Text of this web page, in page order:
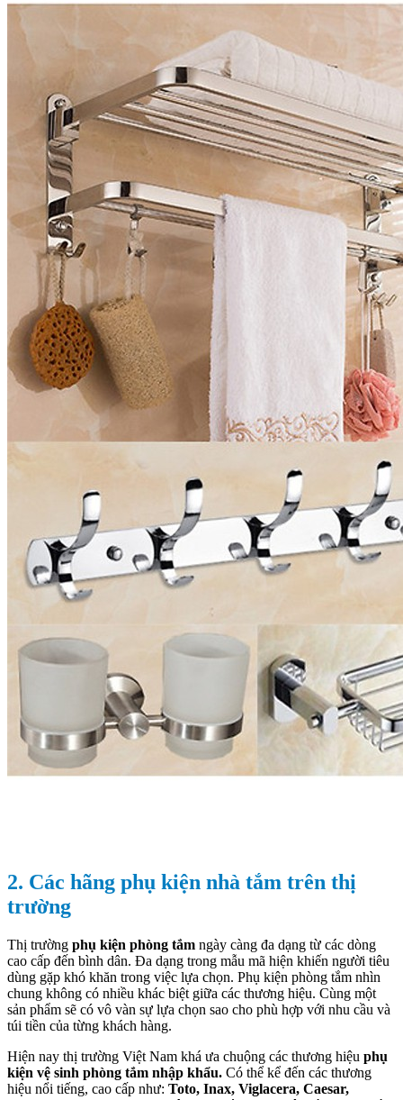
2. Các hãng phụ kiện nhà tắm trên thị
trường
Thị trường phụ kiện phòng tắm ngày càng đa dạng từ các dòng
cao cấp đến bình dân. Đa dạng trong mẫu mã hiện khiến người tiêu
dùng gặp khó khăn trong việc lựa chọn. Phụ kiện phòng tắm nhìn
chung không có nhiều khác biệt giữa các thương hiệu. Cùng một
sản phẩm sẽ có vô vàn sự lựa chọn sao cho phù hợp với nhu cầu và
túi tiền của từng khách hàng.
Hiện nay thị trường Việt Nam khá ưa chuộng các thương hiệu phụ
kiện vệ sinh phòng tắm nhập khẩu. Có thể kể đến các thương
hiệu nổi tiếng, cao cấp như: Toto, Inax, Viglacera, Caesar,